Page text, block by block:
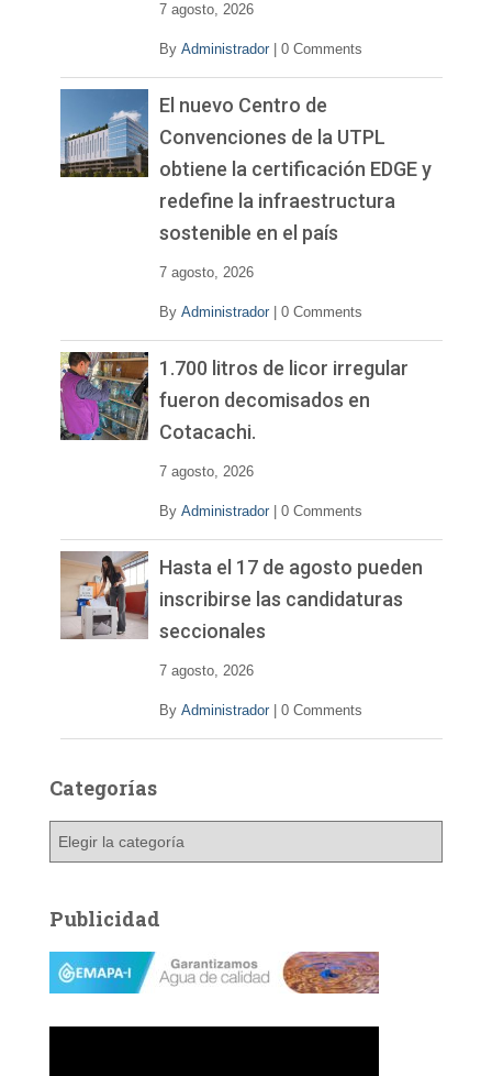
7 agosto, 2026
By Administrador 0 Comments
El nuevo Centro de
Convenciones de la UTPL
obtiene la certificación EDGE y
redefine la infraestructura
sostenible en el país
7 agosto, 2026
By Administrador 0 Comments
1.700 litros de licor irregular
fueron decomisados en
Cotacachi.
7 agosto, 2026
By Administrador 0 Comments
Hasta el 17 de agosto pueden
inscribirse las candidaturas
seccionales
7 agosto, 2026
By Administrador 0 Comments
Categorías
g
o
a
Publicidad